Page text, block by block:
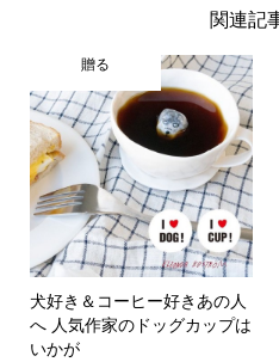
関連記
贈る
犬好き＆コーヒー好きあの人
へ 人気作家のドッグカップは
いかが